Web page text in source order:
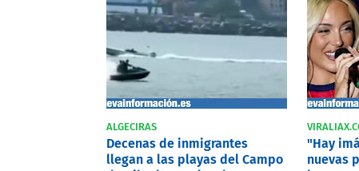
ALGECIRAS
Decenas de inmigrantes
llegan a las playas del Campo
"Hay
nuevas